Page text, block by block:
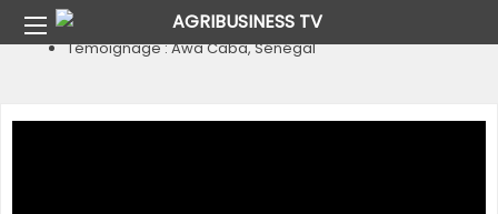
Pays
Sénégal
Témoignage : Awa Caba, Sénégal